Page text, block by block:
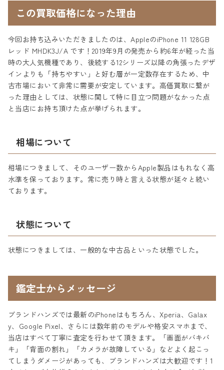
この買取価格になった理由
今回お持ち込みいただきましたのは、AppleのiPhone 11 128GB
レッド MHDK3J/A です！2019年9月の発売から約6年が経った当
時の大人気機種であり、後続する12シリーズ以降の角張ったデザ
インよりも「持ちやすい」と好む層が一定数存在するため、中
古市場において非常に需要が安定しています。高価買取に繋が
った理由としては、状態に関して特に目立つ問題がなかった点
と当店にお持ち頂けた点が挙げられます。
相場について
相場につきまして、そのユーザー数からApple製品はもれなく高
水準を保っております。常に売り時と言える状態が延々と続い
ております。
状態について
状態につきましては、一般的な中古品といった状態でした。
鑑定士からメッセージ
ブランドハンズでは最新のiPhoneはもちろん、Xperia、Galax
y、Google Pixel、さらには数年前のモデルや格安スマホまで、
当店はすべて丁寧に査定を行わせて頂きます。「画面がバキバ
キ」「背面の割れ」「カメラが故障している」などよく起こっ
てしまうダメージがあっても、ブランドハンズは大歓迎です！1